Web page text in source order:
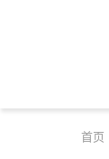
首页